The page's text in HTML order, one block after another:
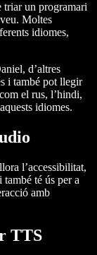
triar un programari
Moltes
idiomes,
d’altres
i també pot llegir
el rus, l’hindi,
idiomes.
l’accessibilitat,
també té ús per a
amb
TTS